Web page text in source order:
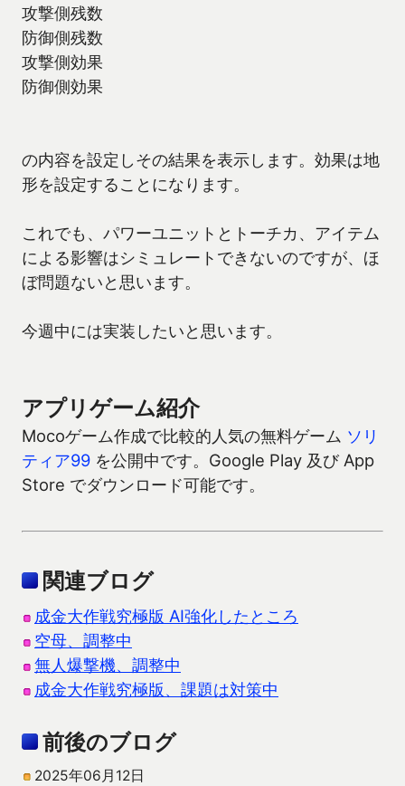
攻撃側残数
防御側残数
攻撃側効果
防御側効果
の内容を設定しその結果を表示します。効果は地
形を設定することになります。
これでも、パワーユニットとトーチカ、アイテム
による影響はシミュレートできないのですが、ほ
ぼ問題ないと思います。
今週中には実装したいと思います。
アプリゲーム紹介
Mocoゲーム作成で比較的人気の無料ゲーム ソリ
ティア99 を公開中です。Google Play 及び App
Store でダウンロード可能です。
関連ブログ
成金大作戦究極版 AI強化したところ
空母、調整中
無人爆撃機、調整中
成金大作戦究極版、課題は対策中
前後のブログ
2025年06月12日